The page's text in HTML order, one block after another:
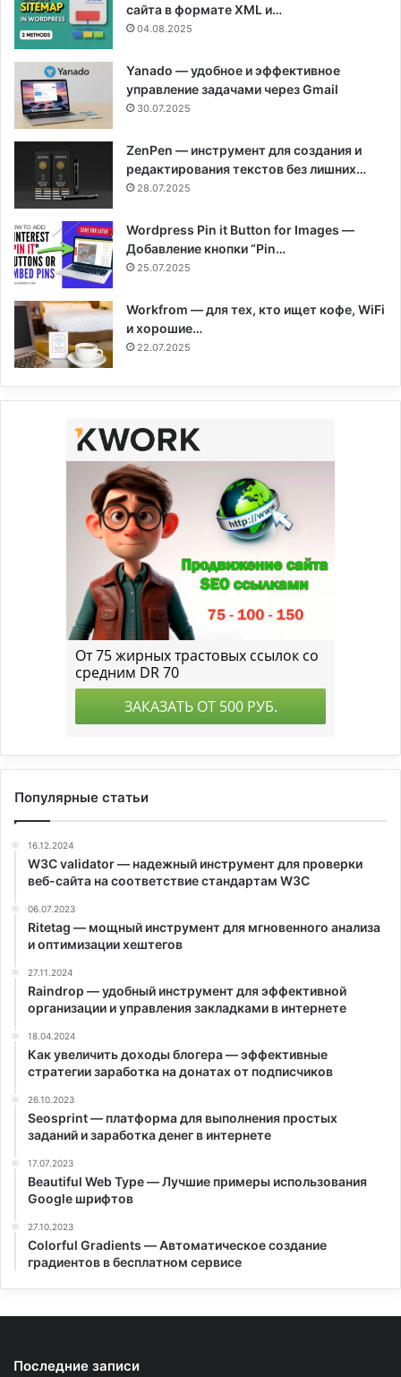
сайта в формате XML и…
04.08.2025
Yanado — удобное и эффективное
управление задачами через Gmail
30.07.2025
ZenPen — инструмент для создания и
редактирования текстов без лишних…
28.07.2025
Wordpress Pin it Button for Images —
Добавление кнопки “Pin…
25.07.2025
Workfrom — для тех, кто ищет кофе, WiFi
и хорошие…
22.07.2025
Популярные статьи
16.12.2024
W3C validator — надежный инструмент для проверки
веб-сайта на соответствие стандартам W3C
06.07.2023
Ritetag — мощный инструмент для мгновенного анализа
и оптимизации хештегов
27.11.2024
Raindrop — удобный инструмент для эффективной
организации и управления закладками в интернете
18.04.2024
Как увеличить доходы блогера — эффективные
стратегии заработка на донатах от подписчиков
26.10.2023
Seosprint — платформа для выполнения простых
заданий и заработка денег в интернете
17.07.2023
Beautiful Web Type — Лучшие примеры использования
Google шрифтов
27.10.2023
Colorful Gradients — Автоматическое создание
градиентов в бесплатном сервисе
Последние записи